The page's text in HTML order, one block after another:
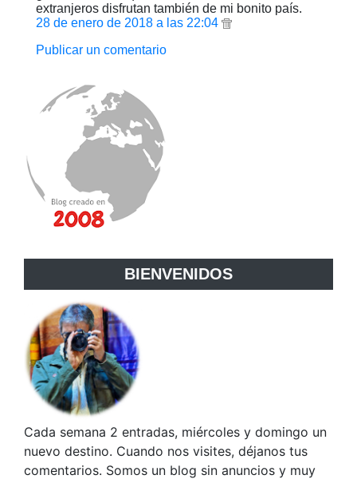
extranjeros disfrutan también de mi bonito país.
28 de enero de 2018 a las 22:04
Publicar un comentario
BIENVENIDOS
Cada semana 2 entradas, miércoles y domingo un
nuevo destino. Cuando nos visites, déjanos tus
comentarios. Somos un blog sin anuncios y muy